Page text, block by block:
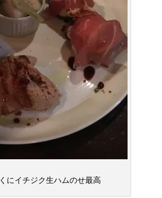
にイチジク生ハムのせ最高